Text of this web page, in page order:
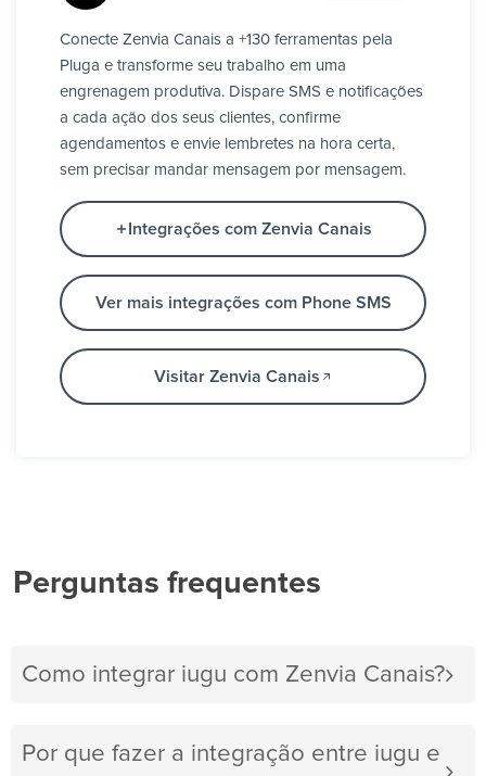
Conecte Zenvia Canais a +130 ferramentas pela
Pluga e transforme seu trabalho em uma
engrenagem produtiva. Dispare SMS e notificações
a cada ação dos seus clientes, confirme
agendamentos e envie lembretes na hora certa,
sem precisar mandar mensagem por mensagem.
Integrações com Zenvia Canais
Ver mais integrações com Phone SMS
Visitar Zenvia Canais
Perguntas frequentes
Como integrar iugu com Zenvia Canais?
Por que fazer a integração entre iugu e